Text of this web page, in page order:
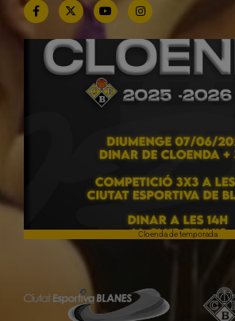
Cloenda de temporada